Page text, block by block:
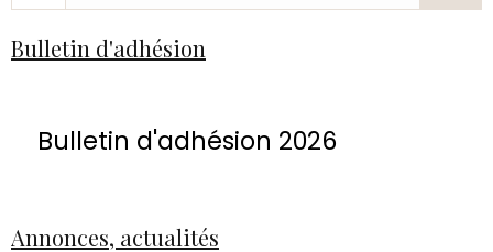
Bulletin d'adhésion
Bulletin d'adhésion 2026
Annonces, actualités